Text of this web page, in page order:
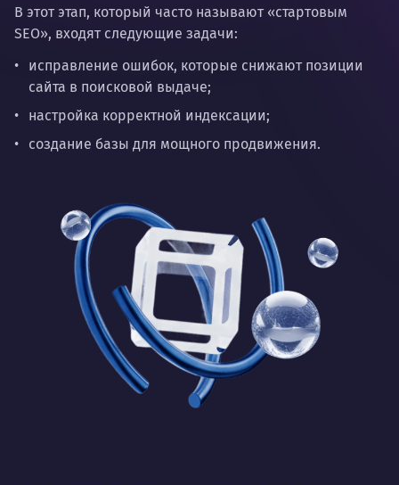
В этот этап, который часто называют «стартовым
SEO», входят следующие задачи:
исправление ошибок, которые снижают позиции
сайта в поисковой выдаче;
настройка корректной индексации;
создание базы для мощного продвижения.